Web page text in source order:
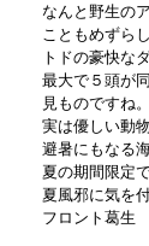
なんと野生の
こともめずら
トドの豪快な
最大で５頭が
見ものですね
実は優しい動
避暑にもなる
夏の期間限定
夏風邪に気を
フロント葛生